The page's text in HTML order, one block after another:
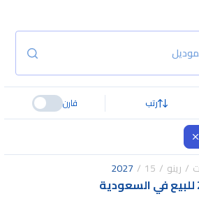
رتب قارن
رينو 15
2027